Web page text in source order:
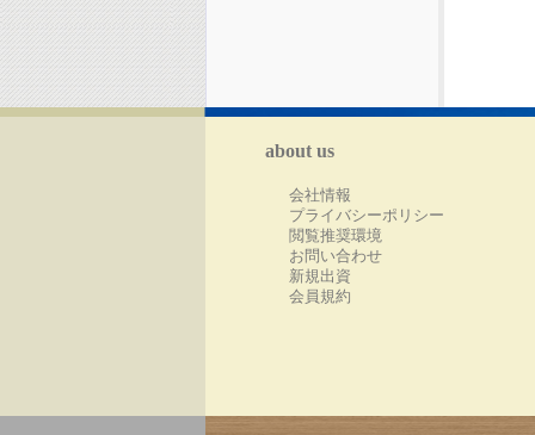
about us
会社情報
プライバシーポリシー
閲覧推奨環境
お問い合わせ
新規出資
会員規約